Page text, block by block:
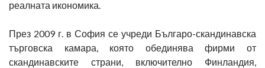
реалната икономика.
През 2009 г. в София се учреди Българо-скандинавска
търговска камара, която обединява фирми от
скандинавските страни, включително Финландия,